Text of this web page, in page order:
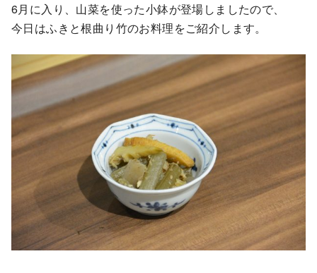
6月に入り、山菜を使った小鉢が登場しましたので、
今日はふきと根曲り竹のお料理をご紹介します。